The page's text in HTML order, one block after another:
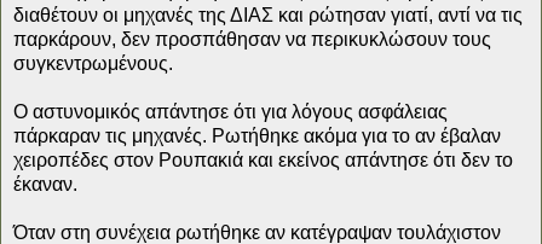
διαθέτουν οι μηχανές της ΔΙΑΣ και ρώτησαν γιατί, αντί να τις
παρκάρουν, δεν προσπάθησαν να περικυκλώσουν τους
συγκεντρωμένους.
Ο αστυνομικός απάντησε ότι για λόγους ασφάλειας
πάρκαραν τις μηχανές. Ρωτήθηκε ακόμα για το αν έβαλαν
χειροπέδες στον Ρουπακιά και εκείνος απάντησε ότι δεν το
έκαναν.
Όταν στη συνέχεια ρωτήθηκε αν κατέγραψαν τουλάχιστον